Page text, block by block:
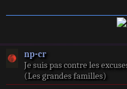
np-cr
Je suis pas contre les
(Les grandes familles)